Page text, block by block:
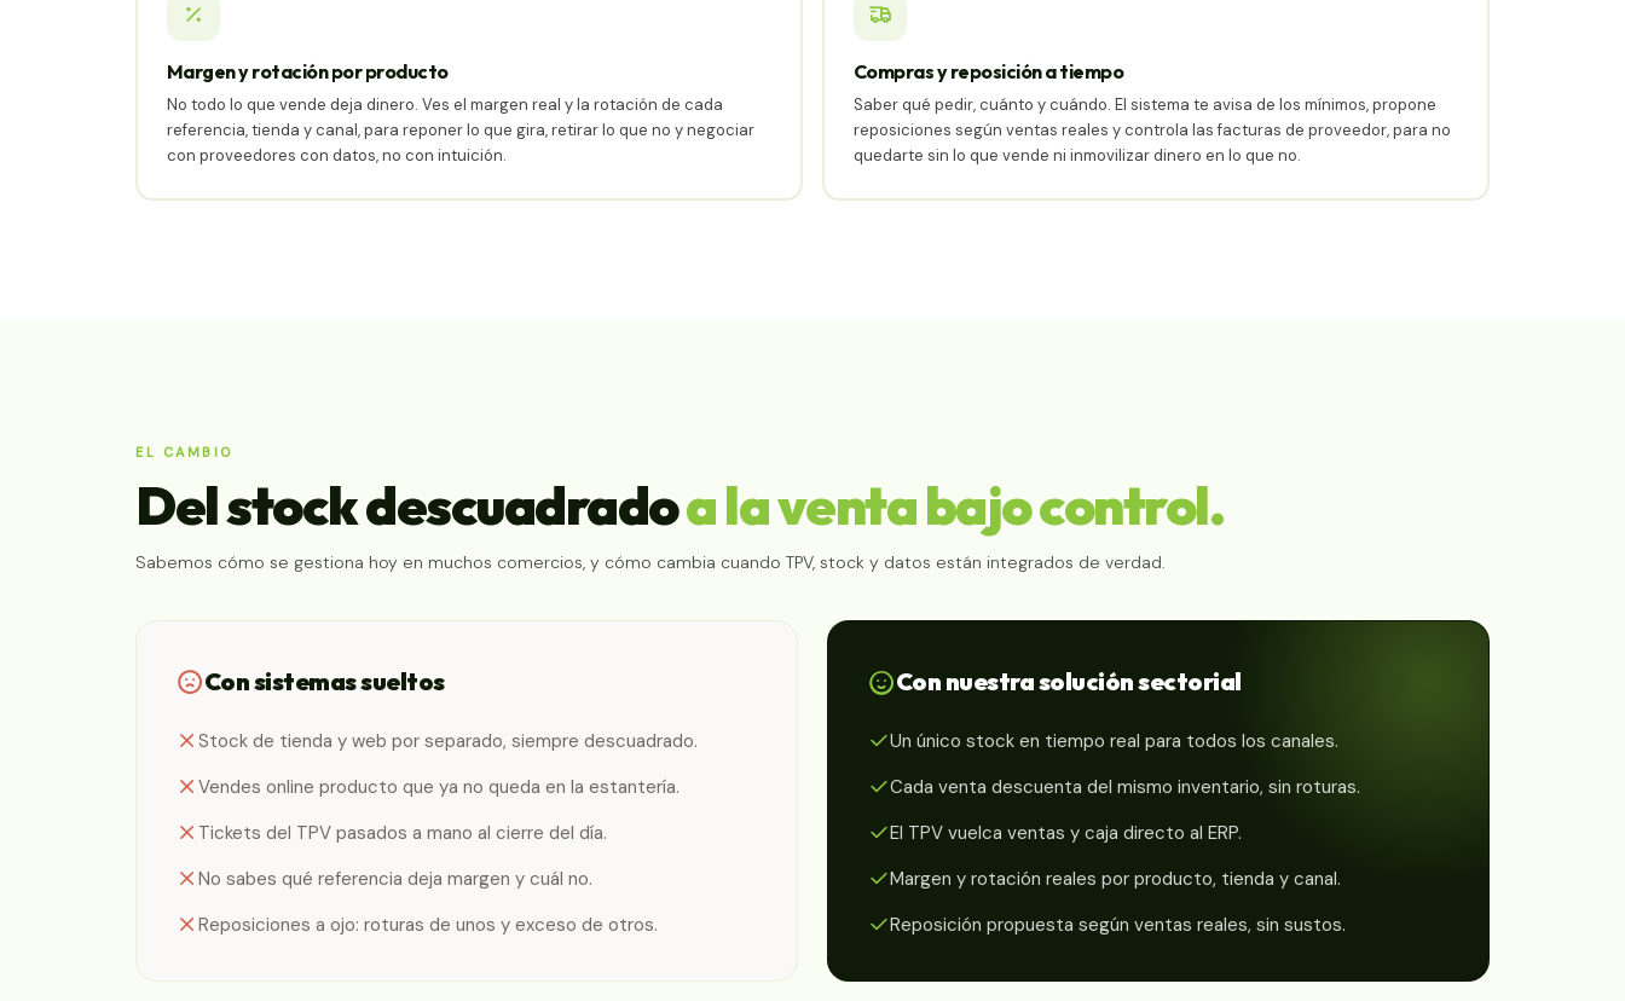
Margen y rotación por producto
No todo lo que vende deja dinero. Ves el margen real y la rotación de cada
referencia, tienda y canal, para reponer lo que gira, retirar lo que no y negociar
con proveedores con datos, no con intuición.
Compras y reposición a tiempo
Saber qué pedir, cuánto y cuándo. El sistema te avisa de los mínimos, propone
reposiciones según ventas reales y controla las facturas de proveedor, para no
quedarte sin lo que vende ni inmovilizar dinero en lo que no.
EL CAMBIO
Del stock descuadradoa la venta bajo control.
Sabemos cómo se gestiona hoy en muchos comercios, y cómo cambia cuando TPV, stock y datos están integrados de verdad.
Con sistemas sueltos
Stock de tienda y web por separado, siempre descuadrado.
Vendes online producto que ya no queda en la estantería.
Tickets del TPV pasados a mano al cierre del día.
No sabes qué referencia deja margen y cuál no.
Reposiciones a ojo: roturas de unos y exceso de otros.
Con nuestra solución sectorial
Un único stock en tiempo real para todos los canales.
Cada venta descuenta del mismo inventario, sin roturas.
El TPV vuelca ventas y caja directo al ERP.
Margen y rotación reales por producto, tienda y canal.
Reposición propuesta según ventas reales, sin sustos.